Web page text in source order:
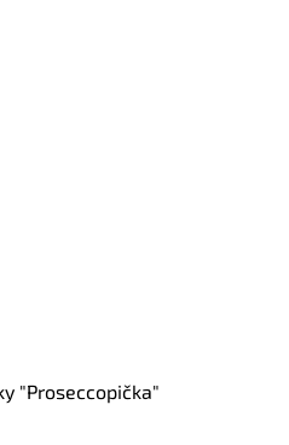
"Proseccopička"